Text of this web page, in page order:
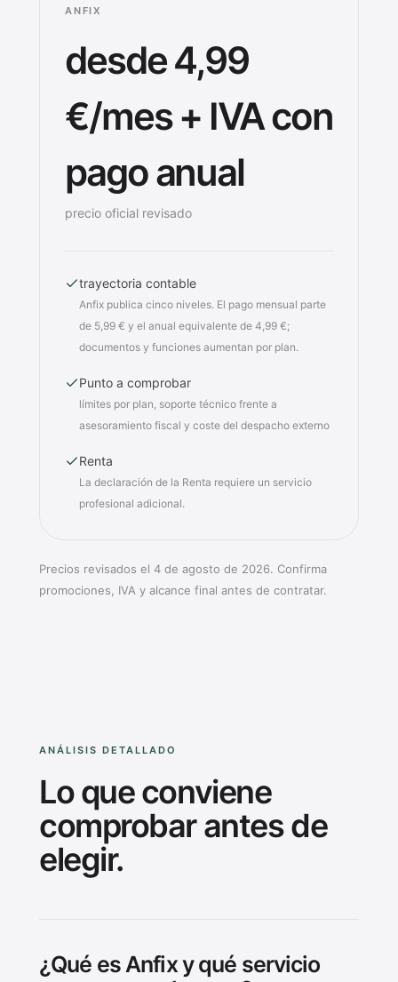
ANFIX
desde 4,99
€/mes + IVA con
pago anual
precio oficial revisado
trayectoria contable
Anfix publica cinco niveles. El pago mensual parte
de 5,99 € y el anual equivalente de 4,99 €;
documentos y funciones aumentan por plan.
Punto a comprobar
límites por plan, soporte técnico frente a
asesoramiento fiscal y coste del despacho externo
Renta
La declaración de la Renta requiere un servicio
profesional adicional.
Precios revisados el 4 de agosto de 2026. Confirma
promociones, IVA y alcance final antes de contratar.
ANÁLISIS DETALLADO
Lo que conviene
comprobar antes de
elegir.
¿Qué es Anfix y qué servicio